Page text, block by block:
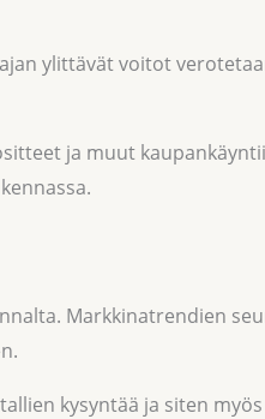
ylittävät voitot
ja muut
Markkinatrendien
kysyntää ja siten